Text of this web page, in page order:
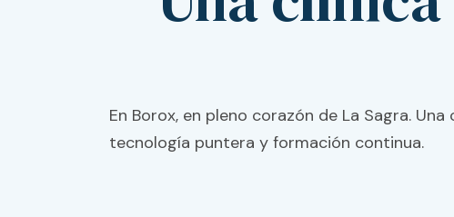
En Borox, en pleno corazón de La Sagra.
tecnología puntera y formación continua.